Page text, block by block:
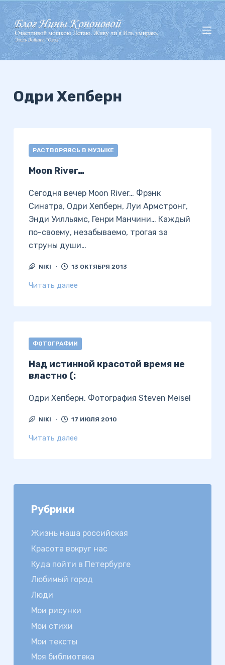
П
е
р
е
й
Одри Хепберн
РАСТВОРЯЯСЬ В МУЗЫКЕ
Moon River…
Сегодня вечер Moon River… Фрэнк
Синатра, Одри Хепберн, Луи Армстронг,
Энди Уилльямс, Генри Манчини… Каждый
по-своему, незабываемо, трогая за
струны души…
NIKI 13 ОКТЯБРЯ 2013
Читать далее
ФОТОГРАФИИ
Над истинной красотой время не
властно (:
Одри Хепберн. Фотография Steven Meisel
NIKI 17 ИЮЛЯ 2010
Читать далее
Рубрики
Жизнь наша российская
Красота вокруг нас
Куда пойти в Петербурге
Любимый город
Люди
Мои рисунки
Мои стихи
Мои тексты
Моя библиотека